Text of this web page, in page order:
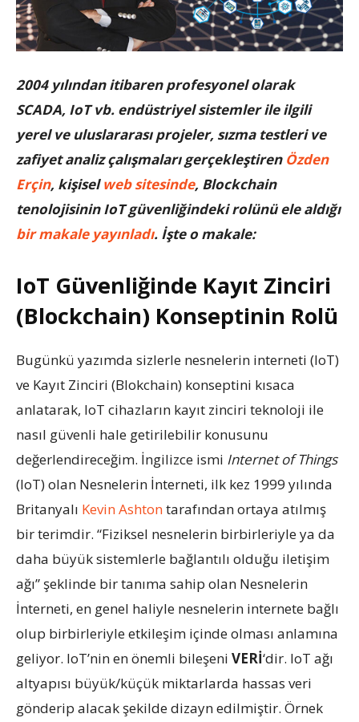
2004 yılından itibaren profesyonel olarak
SCADA, IoT vb. endüstriyel sistemler ile ilgili
yerel ve uluslararası projeler, sızma testleri ve
zafiyet analiz çalışmaları gerçekleştiren Özden
Erçin, kişiselweb sitesinde, Blockchain
tenolojisinin IoT güvenliğindeki rolünü ele aldığı
bir makale yayınladı. İşte o makale:
IoT Güvenliğinde Kayıt Zinciri
(Blockchain) Konseptinin Rolü
Bugünkü yazımda sizlerle nesnelerin interneti (IoT)
ve Kayıt Zinciri (Blokchain) konseptini kısaca
anlatarak, IoT cihazların kayıt zinciri teknoloji ile
nasıl güvenli hale getirilebilir konusunu
değerlendireceğim. İngilizce ismi Internet of Things
(IoT) olan Nesnelerin İnterneti, ilk kez 1999 yılında
Britanyalı Kevin Ashtontarafından ortaya atılmış
bir terimdir. “Fiziksel nesnelerin birbirleriyle ya da
daha büyük sistemlerle bağlantılı olduğu iletişim
ağı” şeklinde bir tanıma sahip olan Nesnelerin
İnterneti, en genel haliyle nesnelerin internete bağlı
olup birbirleriyle etkileşim içinde olması anlamına
geliyor. IoT’nin en önemli bileşeni VERİ‘dir. IoT ağı
altyapısı büyük/küçük miktarlarda hassas veri
gönderip alacak şekilde dizayn edilmiştir. Örnek